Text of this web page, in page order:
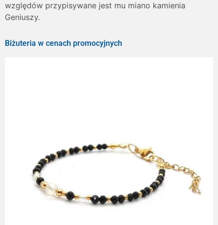
względów przypisywane jest mu miano kamienia
Geniuszy.
Biżuteria w cenach promocyjnych